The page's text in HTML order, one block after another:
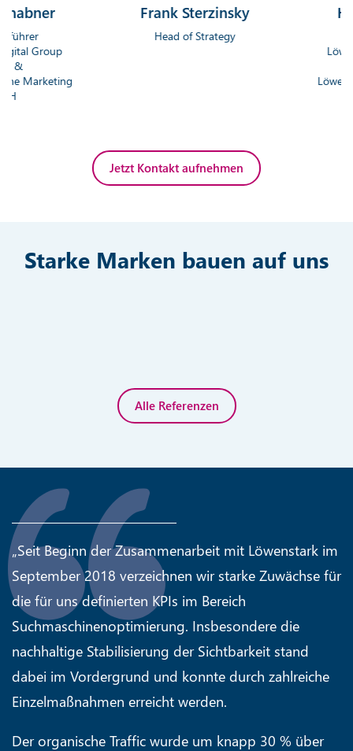
Frank Sterzinsky
Head of Strategy
Löwenstark
Löwenstark
Jetzt Kontakt aufnehmen
Starke Marken bauen auf uns
Alle Referenzen
„Seit Beginn der Zusammenarbeit mit Löwenstark im
September 2018 verzeichnen wir starke Zuwächse für
die für uns definierten KPIs im Bereich
Suchmaschinenoptimierung. Insbesondere die
nachhaltige Stabilisierung der Sichtbarkeit stand
dabei im Vordergrund und konnte durch zahlreiche
Einzelmaßnahmen erreicht werden.
Der organische Traffic wurde um knapp 30 % über